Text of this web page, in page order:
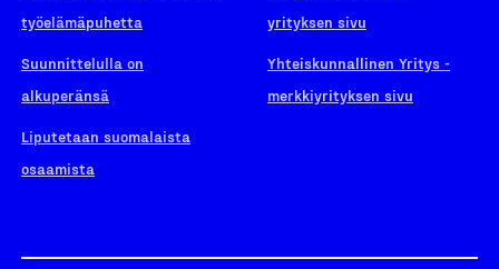
työelämäpuhetta
Suunnittelulla on
alkuperänsä
Liputetaan suomalaista
osaamista
yrityksen sivu
Yhteiskunnallinen Yritys -
merkkiyrityksen sivu